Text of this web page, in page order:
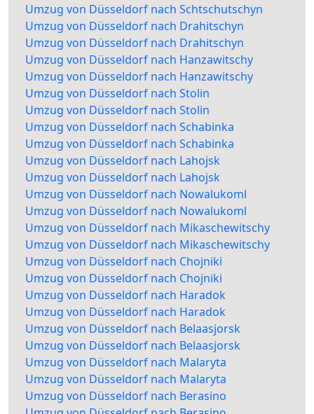
Umzug von Düsseldorf nach Schtschutschyn
Umzug von Düsseldorf nach Drahitschyn
Umzug von Düsseldorf nach Drahitschyn
Umzug von Düsseldorf nach Hanzawitschy
Umzug von Düsseldorf nach Hanzawitschy
Umzug von Düsseldorf nach Stolin
Umzug von Düsseldorf nach Stolin
Umzug von Düsseldorf nach Schabinka
Umzug von Düsseldorf nach Schabinka
Umzug von Düsseldorf nach Lahojsk
Umzug von Düsseldorf nach Lahojsk
Umzug von Düsseldorf nach Nowalukoml
Umzug von Düsseldorf nach Nowalukoml
Umzug von Düsseldorf nach Mikaschewitschy
Umzug von Düsseldorf nach Mikaschewitschy
Umzug von Düsseldorf nach Chojniki
Umzug von Düsseldorf nach Chojniki
Umzug von Düsseldorf nach Haradok
Umzug von Düsseldorf nach Haradok
Umzug von Düsseldorf nach Belaasjorsk
Umzug von Düsseldorf nach Belaasjorsk
Umzug von Düsseldorf nach Malaryta
Umzug von Düsseldorf nach Malaryta
Umzug von Düsseldorf nach Berasino